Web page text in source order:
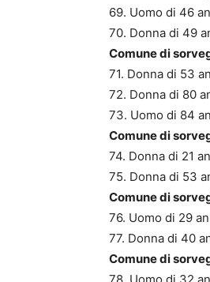
69. Uomo di 46
70. Donna di 49
Comune di
71. Donna di 53
72. Donna di 80
73. Uomo di 84
Comune di
74. Donna di 21
75. Donna di 53
Comune di
76. Uomo di 29
77. Donna di 40
Comune di